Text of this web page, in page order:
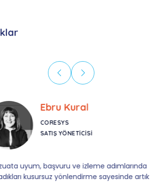
Ebru Kural
CORESYS
SATIŞ YÖNETICISI
uyum, başvuru ve izleme adımlarında
kusursuz yönlendirme sayesinde artık